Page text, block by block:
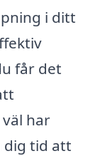
i ditt
får det
har
dig tid att